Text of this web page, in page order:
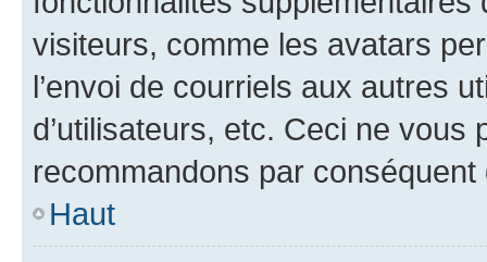
visiteurs, comme les avatars
l’envoi de courriels aux autres
d’utilisateurs, etc. Ceci ne vous
recommandons par conséquent
Haut